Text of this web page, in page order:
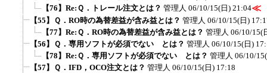
【76】Re:Ｑ．トレール注文とは？ 管理人 06/10/15(日) 21:04≪
【55】Ｑ．RO時の為替差益が含み益とは？ 管理人 06/10/15(日)
【77】Re:Ｑ．RO時の為替差益が含み益とは？ 管理人 06/10/15(
【56】Ｑ．専用ソフトが必須でない とは？ 管理人 06/10/15(日)
【78】Re:Ｑ．専用ソフトが必須でない とは？ 管理人 06/10/
【57】Ｑ．IFD，OCO注文とは？ 管理人 06/10/15(日) 17:18